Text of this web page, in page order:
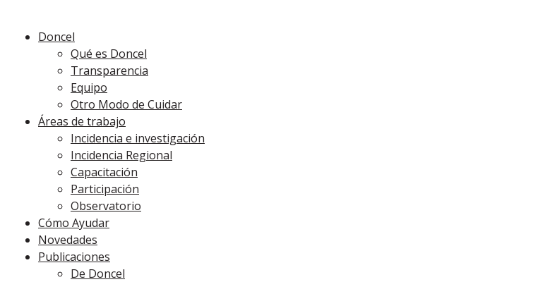
Doncel
Qué es Doncel
Transparencia
Equipo
Otro Modo de Cuidar
Áreas de trabajo
Incidencia e investigación
Incidencia Regional
Capacitación
Participación
Observatorio
Cómo Ayudar
Novedades
Publicaciones
De Doncel